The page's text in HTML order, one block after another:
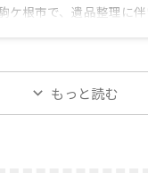
ケ根市で、遺品整理に伴
のお品物は、前オーナ
されていたヴィンテージ
で、ご家族様より「価値
もっと読む